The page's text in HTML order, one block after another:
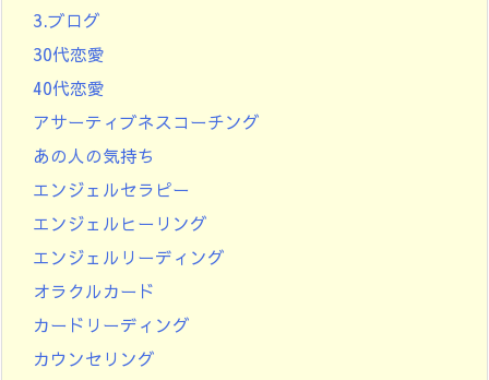
3.ブログ
30代恋愛
40代恋愛
アサーティブネスコーチング
あの人の気持ち
エンジェルセラピー
エンジェルヒーリング
エンジェルリーディング
オラクルカード
カードリーディング
カウンセリング